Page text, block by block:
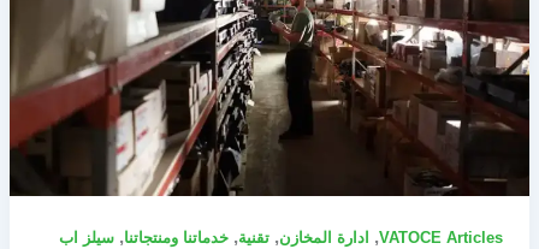
VATOCE Articles
, ادارة المخازن, تقنية, خدماتنا ومنتجاتنا, سيلز اب